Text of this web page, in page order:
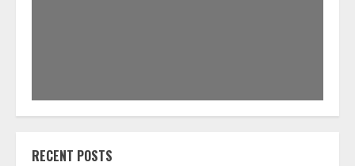
RECENT POSTS